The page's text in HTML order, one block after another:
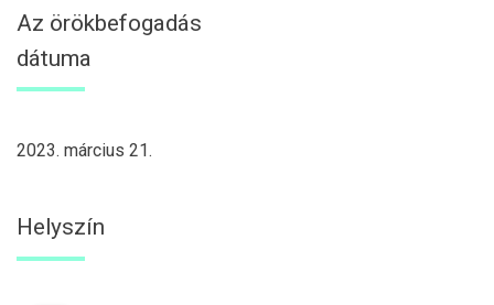
Az örökbefogadás
dátuma
2023. március 21.
Helyszín